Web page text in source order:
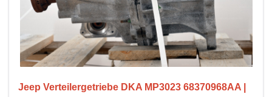
Jeep Verteilergetriebe DKA MP3023 68370968AA |